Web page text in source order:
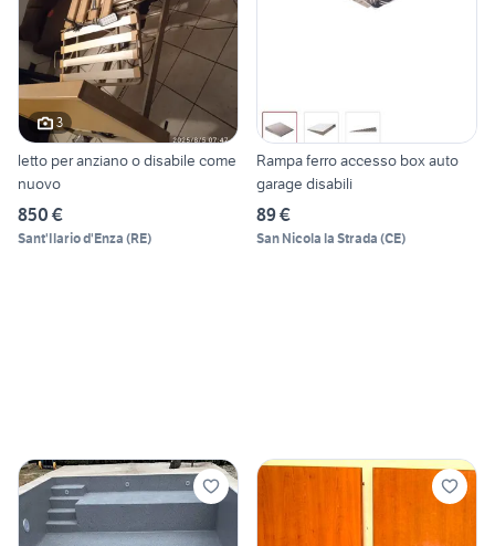
3
letto per anziano o disabile come
nuovo
850 €
Sant'Ilario d'Enza (RE)
Rampa ferro accesso box auto
garage disabili
89 €
San Nicola la Strada (CE)